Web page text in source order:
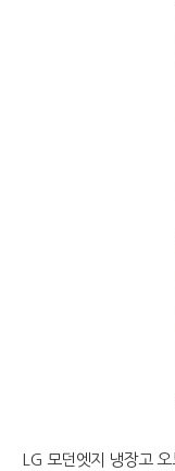
LG 모던엣지 냉장고